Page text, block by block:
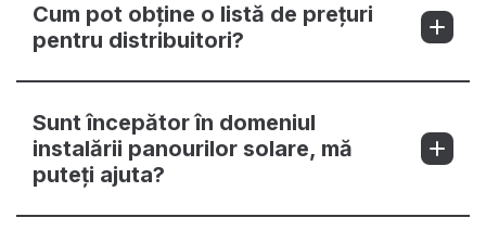
Cum pot obține o listă de prețuri
pentru distribuitori?
Sunt începător în domeniul
instalării panourilor solare, mă
puteți ajuta?